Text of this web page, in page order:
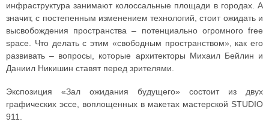
инфраструктура занимают колоссальные площади в городах. А
значит, с постепенным изменением технологий, стоит ожидать и
высвобождения пространства – потенциально огромного free
space. Что делать с этим «свободным пространством», как его
развивать – вопросы, которые архитекторы Михаил Бейлин и
Даниил Никишин ставят перед зрителями.
Экспозиция «Зал ожидания будущего» состоит из двух
графических эссе, воплощенных в макетах мастерской STUDIO
911.